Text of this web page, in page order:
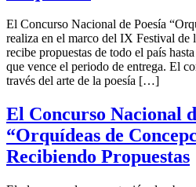
El Concurso Nacional de Poesía
realiza en el marco del IX Festival de
recibe propuestas de todo el país
que vence el periodo de entrega. El
través del arte de la poesía […]
El Concurso Nacional
“Orquídeas de
Recibiendo Propuestas